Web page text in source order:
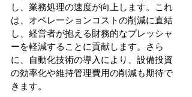
し、業務処理の速度が向上します。これ
は、オペレーションコストの削減に直結
し、経営者が抱える財務的なプレッシャ
ーを軽減することに貢献します。さら
に、自動化技術の導入により、設備投資
の効率化や維持管理費用の削減も期待で
きます。